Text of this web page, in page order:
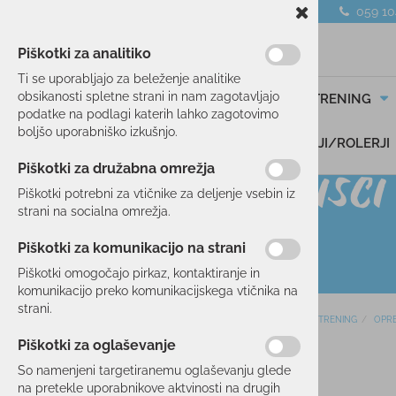
059
SMUČANJE TEK/TRENING
DARILNI BONI SKIROJI/ROLERJI
TEK/TRENING
TEK/TRENING
Piškotki za analitiko
Ti se uporabljajo za beleženje analitike
obsikanosti spletne strani in nam zagotavljajo
podatke na podlagi katerih lahko zagotovimo
boljšo uporabniško izkušnjo.
Piškotki za družabna omrežja
Piškotki potrebni za vtičnike za deljenje vsebin iz
strani na socialna omrežja.
Piškotki za komunikacijo na strani
Piškotki omogočajo pirkaz, kontaktiranje in
komunikacijo preko komunikacijskega vtičnika na
strani.
Piškotki za oglaševanje
So namenjeni targetiranemu oglaševanju glede
na pretekle uporabnikove aktvinosti na drugih